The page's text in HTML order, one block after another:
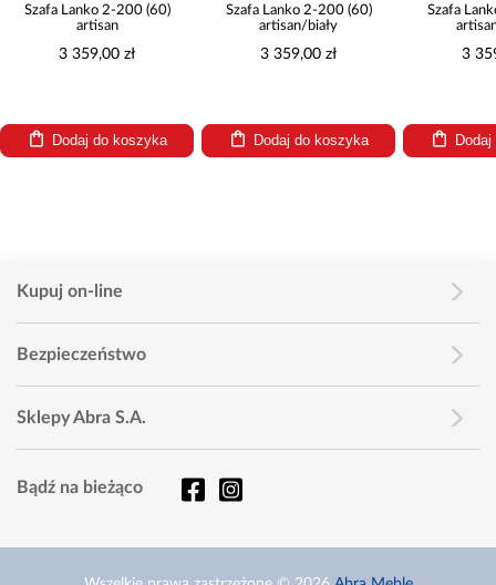
2-200 (60)
koszyka
Szafa Lanko 2-200 (60)
Dodaj do koszyka
Szafa Lanko 2-200 (60)
Dodaj do koszyka
Kupuj on-line
Bezpieczeństwo
Sklepy Abra S.A.
Bądź na bieżąco